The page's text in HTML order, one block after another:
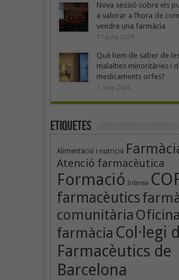
Nova sessió sobre els
a valorar a l’hora de
vendre una farmàcia
17 juny 2024
Què hem de saber de
malalties minoritàries i
medicaments orfes?
3 juny 2024
Etiquetes
Alimentació i nutrició
Atenció farmacèutica
Formació Infarma
farmacèutics
comunitària
farmàcia Col·legi
Farmacèutics de
Barcelona